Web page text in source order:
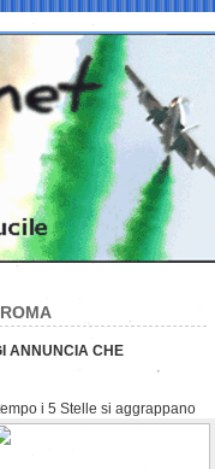
ANNUNCIA CHE
i 5 Stelle si aggrappano